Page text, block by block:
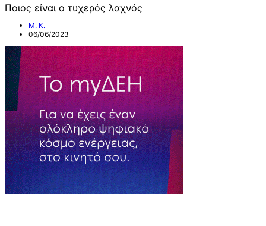
Ποιος είναι ο τυχερός λαχνός
Μ. Κ.
06/06/2023